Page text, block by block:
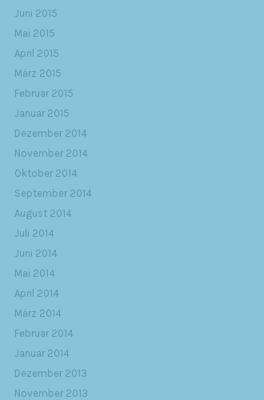
Juni 2015
Mai 2015
April 2015
März 2015
Februar 2015
Januar 2015
Dezember 2014
November 2014
Oktober 2014
September 2014
August 2014
Juli 2014
Juni 2014
Mai 2014
April 2014
März 2014
Februar 2014
Januar 2014
Dezember 2013
November 2013